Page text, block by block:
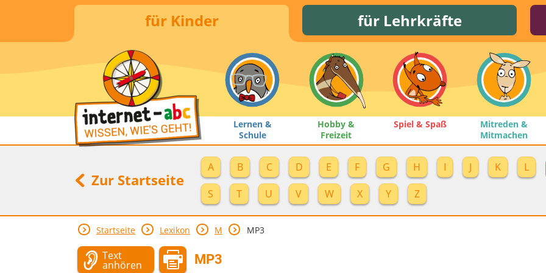
für Kinder für Lehrkräfte
Lernen &
Schule
Hobby &
Freizeit
Spiel & Spaß
Mitreden &
Mitmachen
Zur Startseite
A B C D E F G H I J K
L
S
T U V W X Y Z
Startseite Lexikon M MP3
Text
anhören MP3